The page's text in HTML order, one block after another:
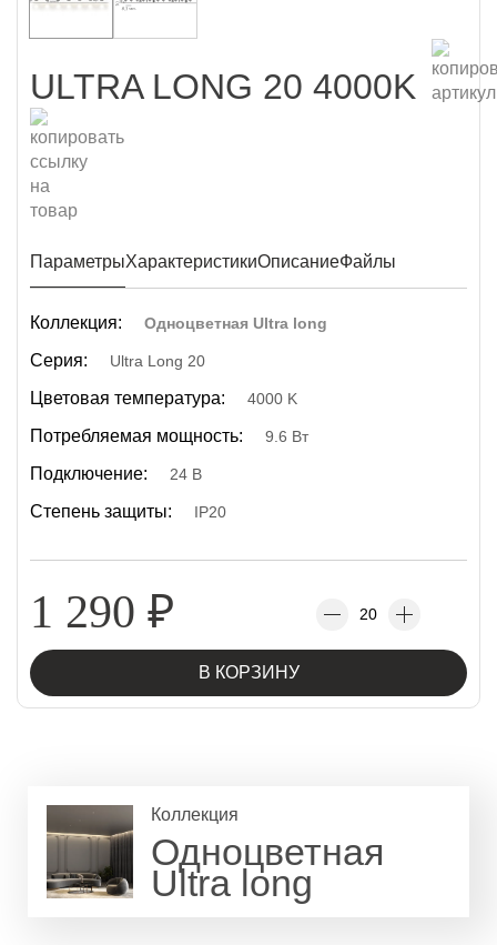
ULTRA LONG 20 4000K
ПараметрыХарактеристикиОписаниеФайлы
Коллекция: Одноцветная Ultra long
Серия: Ultra Long 20
Цветовая температура: 4000 K
Потребляемая мощность: 9.6 Вт
Подключение: 24 В
Степень защиты: IP20
1 290 ₽
В КОРЗИНУ
Коллекция
Одноцветная
Ultra long